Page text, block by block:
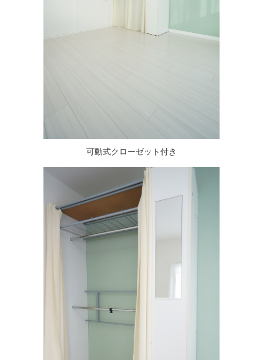
可動式クローゼット付き